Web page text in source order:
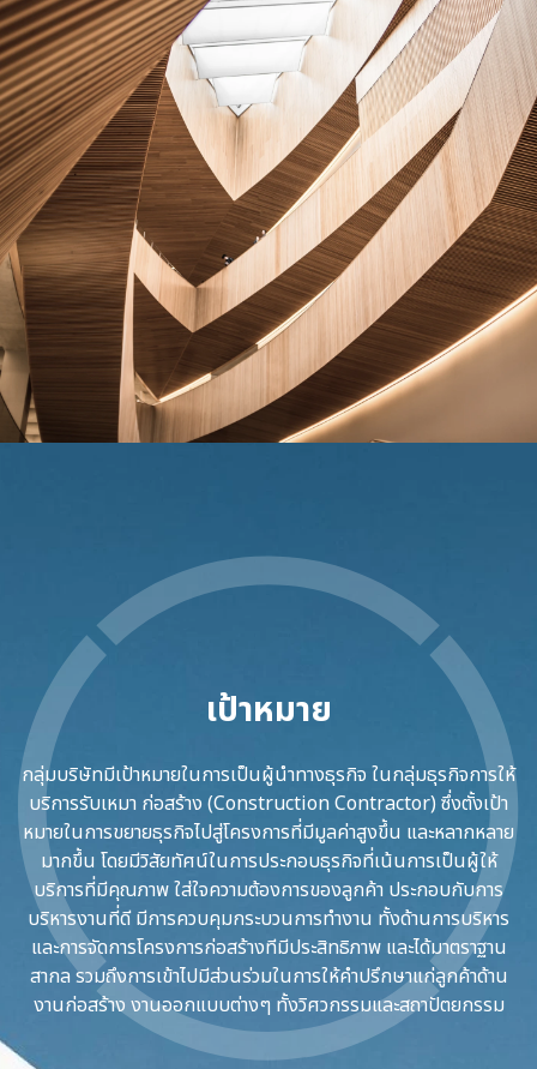
เป้าหมาย
กลุ่มบริษัทมีเป้าหมายในการเป็นผู้นำทางธุรกิจ ในกลุ่มธุรกิจการให้
บริการรับเหมา ก่อสร้าง (Construction Contractor) ซึ่งตั้งเป้า
หมายในการขยายธุรกิจไปสู่โครงการที่มีมูลค่าสูงขึ้น และหลากหลาย
มากขึ้น โดยมีวิสัยทัศน์ในการประกอบธุรกิจที่เน้นการเป็นผู้ให้
บริการที่มีคุณภาพ ใส่ใจความต้องการของลูกค้า ประกอบกับการ
บริหารงานที่ดี มีการควบคุมกระบวนการทำงาน ทั้งด้านการบริหาร
และการจัดการโครงการก่อสร้างทีมีประสิทธิภาพ และได้มาตราฐาน
สากล รวมถึงการเข้าไปมีส่วนร่วมในการให้คำปรึกษาแก่ลูกค้าด้าน
งานก่อสร้าง งานออกแบบต่างๆ ทั้งวิศวกรรมและสถาปัตยกรรม